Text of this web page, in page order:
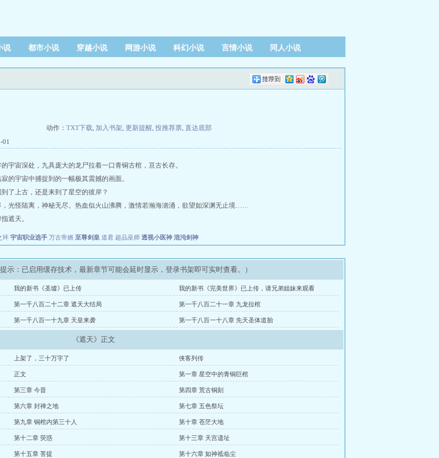
说 都市小说 穿越小说 网游小说 科幻小说 言情小说 同人小说
动作： TXT下载, 加入书架, 更新提醒, 投推荐票, 直达底部
01
宇宙深处，九具庞大的龙尸拉着一口青铜古棺，亘古长存。
的宇宙中捕捉到的一幅极其震撼的画面。
了上古，还是来到了星空的彼岸？
，光怪陆离，神秘无尽。热血似火山沸腾，激情若瀚海汹涌，欲望如深渊无止境……
遮天。
环 宇宙职业选手 万古帝婿 至尊剑皇 道君 超品巫师 透视小医神 混沌剑神
提示：已启用缓存技术，最新章节可能会延时显示，登录书架即可实时查看。）
我的新书《圣墟》已上传 我的新书《完美世界》已上传，请兄弟姐妹来观看
第一千八百二十二章 遮天大结局 第一千八百二十一章 九龙拉棺
第一千八百一十九章 天皇来袭 第一千八百一十八章 先天圣体道胎
《遮天》正文
上架了，三十万字了 侠客列传
正文 第一章 星空中的青铜巨棺
第三章 今昔 第四章 荒古铜刻
第六章 封禅之地 第七章 五色祭坛
第九章 铜棺内第三十人 第十章 苍茫大地
第十二章 荧惑 第十三章 天宫遗址
第十五章 菩提 第十六章 如神祗临尘